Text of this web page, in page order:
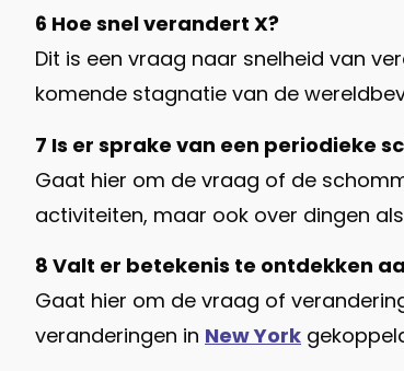
6 Hoe snel verandert X?
Dit is een vraag naar snelheid van
komende stagnatie van de
7 Is er sprake van een periodieke
Gaat hier om de vraag of de
activiteiten, maar ook over dingen
8 Valt er betekenis te ontdekken
Gaat hier om de vraag of
veranderingen in New York